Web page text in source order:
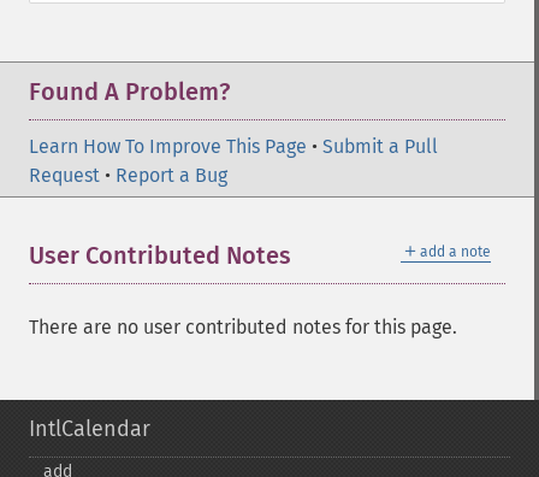
Found A Problem?
Learn How To Improve This Page • Submit a Pull
Request • Report a Bug
＋ add a note
User Contributed Notes
There are no user contributed notes for this page.
IntlCalendar
add